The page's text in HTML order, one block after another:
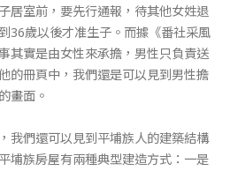
居室前，要先行通報，待其他女姓退
36歲以後才准生子。而據《番社采風
其實是由女性來承擔，男性只負責送
的冊頁中，我們還是可以見到男性擔
畫面。
我們還可以見到平埔族人的建築結構
埔族房屋有兩種典型建造方式：一是